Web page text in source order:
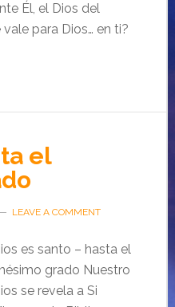
Él, el Dios del
para Dios… en ti?
el
LEAVE A COMMENT
es santo – hasta el
grado Nuestro
se revela a Si